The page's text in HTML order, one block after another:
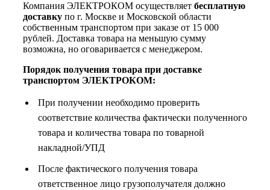
Компания ЭЛЕКТРОКОМ осуществляет бесплатную
доставку по г. Москве и Московской области
собственным транспортом при заказе от 15 000
рублей. Доставка товара на меньшую сумму
возможна, но оговаривается с менеджером.
Порядок получения товара при доставке
транспортом ЭЛЕКТРОКОМ:
При получении необходимо проверить
соответствие количества фактически полученного
товара и количества товара по товарной
накладной/УПД
После фактического получения товара
ответственное лицо грузополучателя должно